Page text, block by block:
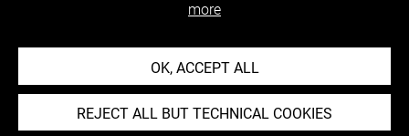
more
OK, ACCEPT ALL
REJECT ALL BUT TECHNICAL COOKIES